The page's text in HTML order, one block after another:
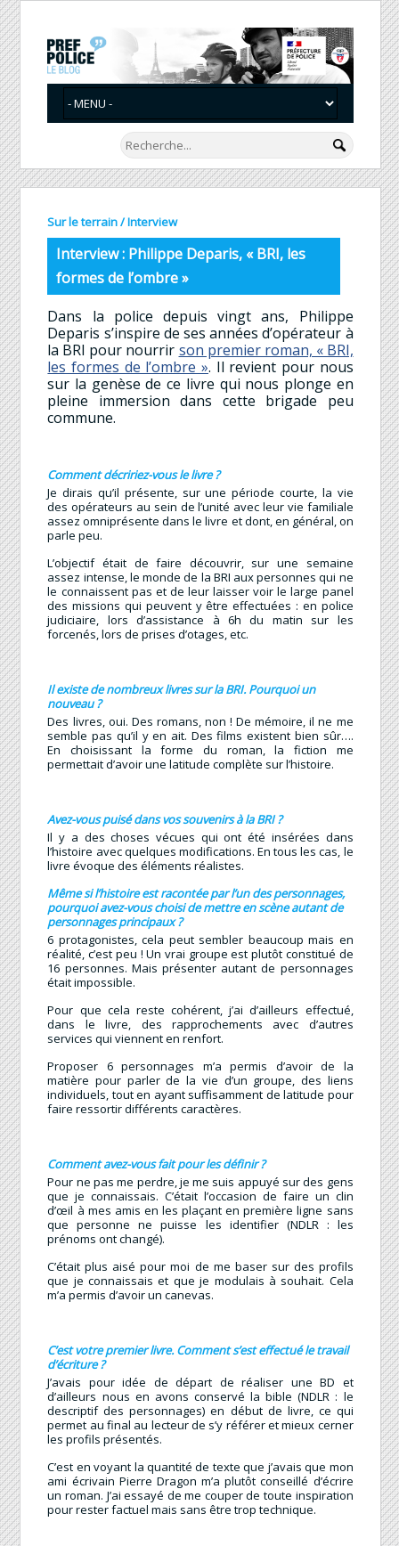
Sur le terrain/Interview
Interview : Philippe Deparis, « BRI, les
formes de l’ombre »
Dans la police depuis vingt ans, Philippe
Deparis s’inspire de ses années d’opérateur à
la BRI pour nourrir son premier roman, « BRI,
les formes de l’ombre ». Il revient pour nous
sur la genèse de ce livre qui nous plonge en
pleine immersion dans cette brigade peu
commune.
Comment décririez-vous le livre ?
Je dirais qu’il présente, sur une période courte, la vie
des opérateurs au sein de l’unité avec leur vie familiale
assez omniprésente dans le livre et dont, en général, on
parle peu.
L’objectif était de faire découvrir, sur une semaine
assez intense, le monde de la BRI aux personnes qui ne
le connaissent pas et de leur laisser voir le large panel
des missions qui peuvent y être effectuées : en police
judiciaire, lors d’assistance à 6h du matin sur les
forcenés, lors de prises d’otages, etc.
Il existe de nombreux livres sur la BRI.Pourquoi un
nouveau ?
Des livres, oui. Des romans, non ! De mémoire, il ne me
semble pas qu’il y en ait. Des films existent bien sûr….
En choisissant la forme du roman, la fiction me
permettait d’avoir une latitude complète sur l’histoire.
Avez-vous puisé dans vos souvenirs à la BRI ?
Il y a des choses vécues qui ont été insérées dans
l’histoire avec quelques modifications. En tous les cas, le
livre évoque des éléments réalistes.
Même si l’histoire est racontée par l’un des personnages,
pourquoi avez-vous choisi de mettre en scène autant de
personnages principaux ?
6 protagonistes, cela peut sembler beaucoup mais en
réalité, c’est peu ! Un vrai groupe est plutôt constitué de
16 personnes. Mais présenter autant de personnages
était impossible.
Pour que cela reste cohérent, j’ai d’ailleurs effectué,
dans le livre, des rapprochements avec d’autres
services qui viennent en renfort.
Proposer 6 personnages m’a permis d’avoir de la
matière pour parler de la vie d’un groupe, des liens
individuels, tout en ayant suffisamment de latitude pour
faire ressortir différents caractères.
Comment avez-vous fait pour les définir ?
Pour ne pas me perdre, je me suis appuyé sur des gens
que je connaissais. C’était l’occasion de faire un clin
d’œil à mes amis en les plaçant en première ligne sans
que personne ne puisse les identifier (NDLR : les
prénoms ont changé).
C’était plus aisé pour moi de me baser sur des profils
que je connaissais et que je modulais à souhait. Cela
m’a permis d’avoir un canevas.
C’est votre premier livre. Comment s’est effectué le travail
d’écriture ?
J’avais pour idée de départ de réaliser une BD et
d’ailleurs nous en avons conservé la bible (NDLR : le
descriptif des personnages) en début de livre, ce qui
permet au final au lecteur de s’y référer et mieux cerner
les profils présentés.
C’est en voyant la quantité de texte que j’avais que mon
ami écrivain Pierre Dragon m’a plutôt conseillé d’écrire
un roman. J’ai essayé de me couper de toute inspiration
pour rester factuel mais sans être trop technique.